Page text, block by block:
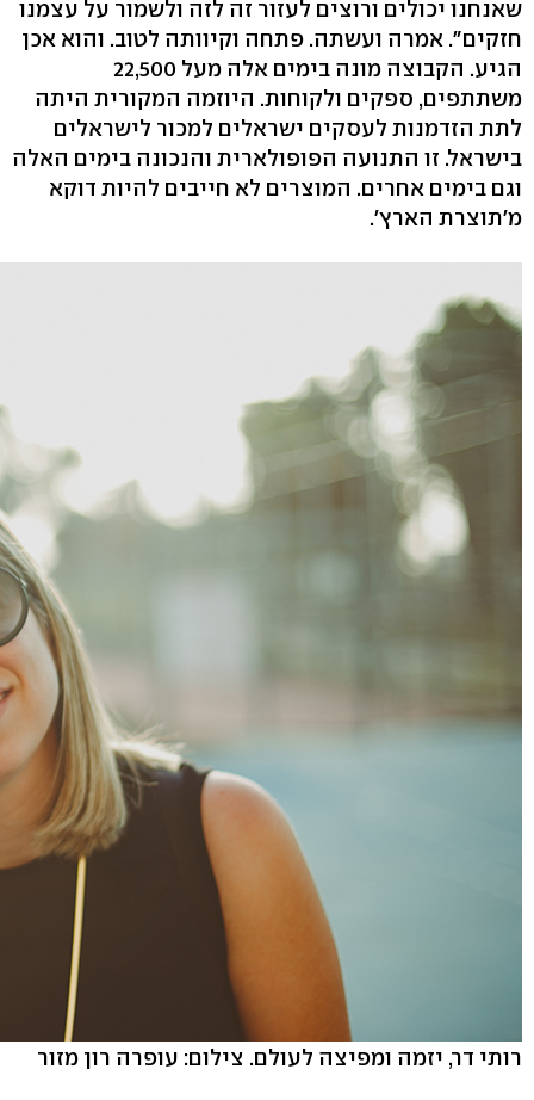
שאנחנו יכולים ורוצים לעזור זה לזה ולשמור על עצמנו
חזקים". אמרה ועשתה. פתחה וקיוותה לטוב. והוא אכן
הגיע. הקבוצה מונה בימים אלה מעל 22,500
משתתפים, ספקים ולקוחות. היוזמה המקורית היתה
לתת הזדמנות לעסקים ישראלים למכור לישראלים
בישראל. זו התנועה הפופולארית והנכונה בימים האלה
וגם בימים אחרים. המוצרים לא חייבים להיות דוקא
מ'תוצרת הארץ'.
רותי דר, יזמה ומפיצה לעולם. צילום: עופרה רון מזור